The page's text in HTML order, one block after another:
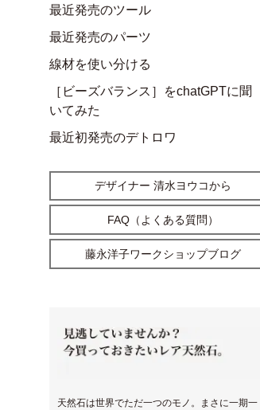
最近発売のツール
最近発売のパーツ
線材を使い分ける
［ビーズバランス］をchatGPTに聞
いてみた
最近初発売のデトロワ
デザイナー 清水ヨウコから
FAQ（よくある質問）
藤永洋子ワークショップブログ
天然石は世界でただ一つのモノ。まさに一期一